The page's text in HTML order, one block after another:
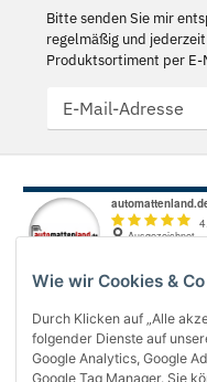
Wie wir Cookies &
Durch Klicken auf „Alle
folgender Dienste auf
Google Analytics, Google
Google Tag Manager. Sie
Bitte senden Sie mir
regelmäßig und
Produktsortiment per E-
Über uns